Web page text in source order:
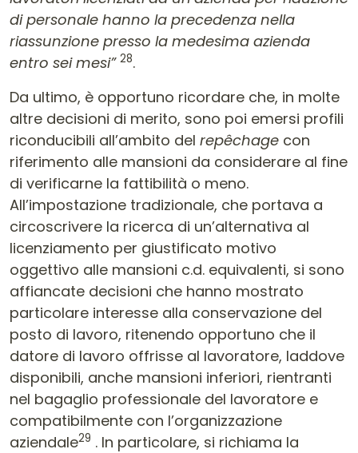
di personale hanno la precedenza nella
riassunzione presso la medesima azienda
entro sei mesi” 28.
Da ultimo, è opportuno ricordare che, in molte
altre decisioni di merito, sono poi emersi profili
riconducibili all’ambito del repêchage con
riferimento alle mansioni da considerare al fine
di verificarne la fattibilità o meno.
All’impostazione tradizionale, che portava a
circoscrivere la ricerca di un’alternativa al
licenziamento per giustificato motivo
oggettivo alle mansioni c.d. equivalenti, si sono
affiancate decisioni che hanno mostrato
particolare interesse alla conservazione del
posto di lavoro, ritenendo opportuno che il
datore di lavoro offrisse al lavoratore, laddove
disponibili, anche mansioni inferiori, rientranti
nel bagaglio professionale del lavoratore e
compatibilmente con l’organizzazione
aziendale29 . In particolare, si richiama la